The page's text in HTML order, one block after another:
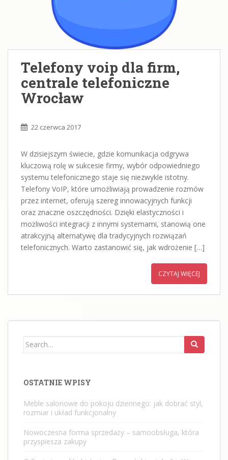
Telefony voip dla firm,
centrale telefoniczne
Wrocław
22 czerwca 2017
W dzisiejszym świecie, gdzie komunikacja odgrywa
kluczową rolę w sukcesie firmy, wybór odpowiedniego
systemu telefonicznego staje się niezwykle istotny.
Telefony VoIP, które umożliwiają prowadzenie rozmów
przez internet, oferują szereg innowacyjnych funkcji
oraz znaczne oszczędności. Dzięki elastyczności i
możliwości integracji z innymi systemami, stanowią one
atrakcyjną alternatywę dla tradycyjnych rozwiązań
telefonicznych. Warto zastanowić się, jak wdrożenie […]
CZYTAJ WIĘCEJ
Search
OSTATNIE WPISY
Meble salonowe do pokoju dziennego: jak dobrać styl,
rozmiar i układ funkcjonalny
Nowoczesna forma sprzedaży – samoobsługa, która
przyspiesza zakupy